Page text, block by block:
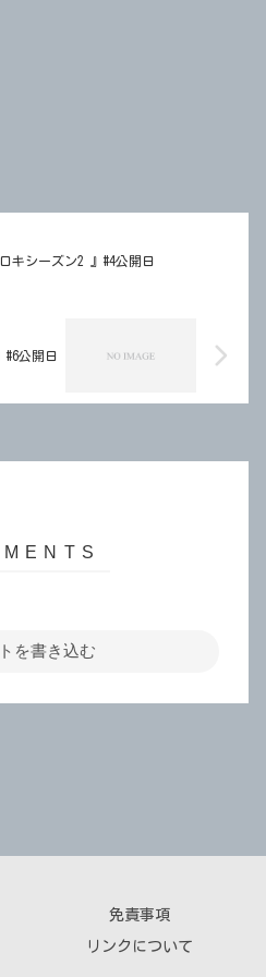
ロキシーズン2 』#4公開日
#6公開日
を書き込む
免責事項
リンクについて